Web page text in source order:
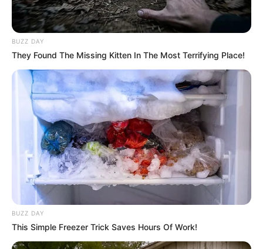
BUZZ DAY
They Found The Missing Kitten In The Most Terrifying Place!
BUZZ DAY
This Simple Freezer Trick Saves Hours Of Work!